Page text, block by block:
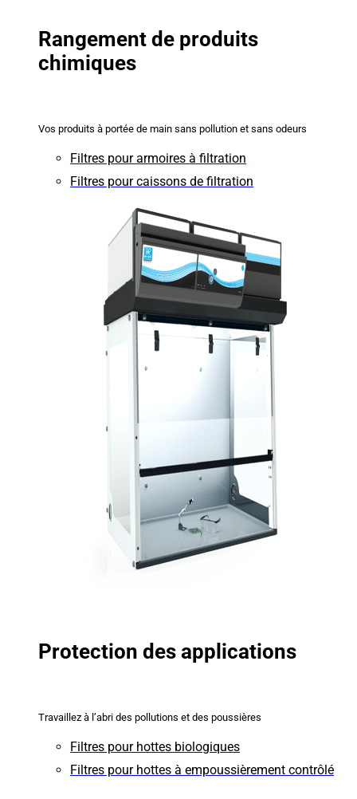
Rangement de produits
chimiques
Vos produits à portée de main sans pollution et sans odeurs
Filtres pour armoires à filtration
Filtres pour caissons de filtration
Protection des applications
Travaillez à l’abri des pollutions et des poussières
Filtres pour hottes biologiques
Filtres pour hottes à empoussièrement contrôlé